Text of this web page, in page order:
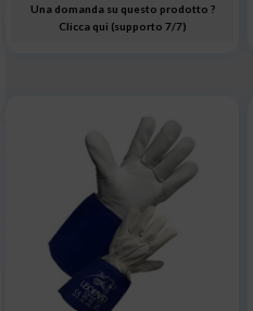
Una domanda su questo prodotto ?
Clicca qui (supporto 7/7)